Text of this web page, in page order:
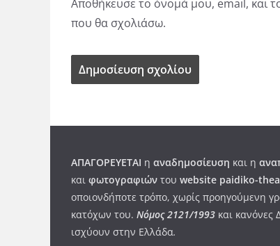
Αποθήκευσε το όνομά μου, email, και
που θα σχολιάσω.
ΑΠΑΓΟΡΕΥΕΤΑΙ η αναδημοσίευση και η
και φωτογραφιών του website paidiko-
οποιονδήποτε τρόπο, χωρίς προηγούμενη
κατόχων του. Νόμος 2121/1993 και κανόνες
ισχύουν στην Ελλάδα.